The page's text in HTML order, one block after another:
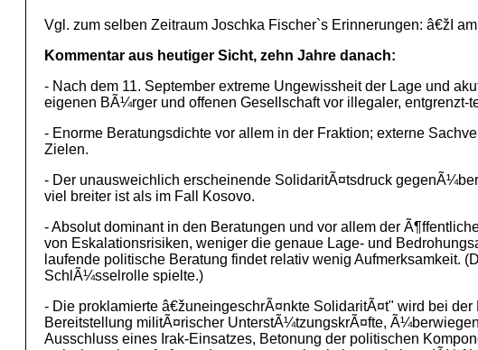
Vgl. zum selben Zeitraum Joschka Fischer`s Erinnerungen: â€žI
Kommentar aus heutiger Sicht, zehn Jahre danach:
- Nach dem 11. September extreme Ungewissheit der Lage und
eigenen BÃ¼rger und offenen Gesellschaft vor illegaler, entgrenzt-
- Enorme Beratungsdichte vor allem in der Fraktion; externe
Zielen.
- Der unausweichlich erscheinende SolidaritÃ¤tsdruck
viel breiter ist als im Fall Kosovo.
- Absolut dominant in den Beratungen und vor allem der
von Eskalationsrisiken, weniger die genaue Lage- und
laufende politische Beratung findet relativ wenig Aufmerksamkeit.
SchlÃ¼sselrolle spielte.)
- Die proklamierte â€žuneingeschrÃ¤nkte SolidaritÃ¤t" wird bei
Bereitstellung militÃ¤rischer UnterstÃ¼tzungskrÃ¤fte,
Ausschluss eines Irak-Einsatzes, Betonung der politischen